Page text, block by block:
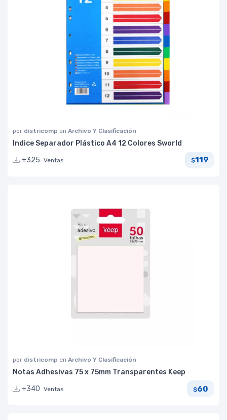
por districomp en Archivo Y Clasificación
Indice Separador Plástico A4 12 Colores Sworld
+325 Ventas $119
por districomp en Archivo Y Clasificación
Notas Adhesivas 75 x 75mm Transparentes Keep
+340 Ventas $60